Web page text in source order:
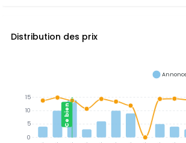
Distribution des prix
Ce bien
15
10
5
0